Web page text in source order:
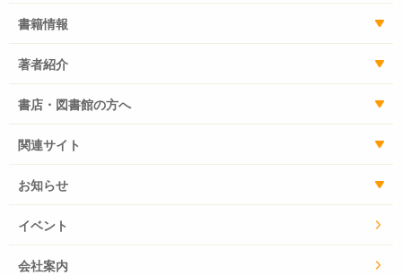
書籍情報
著者紹介
書店・図書館の方へ
関連サイト
お知らせ
イベント
会社案内